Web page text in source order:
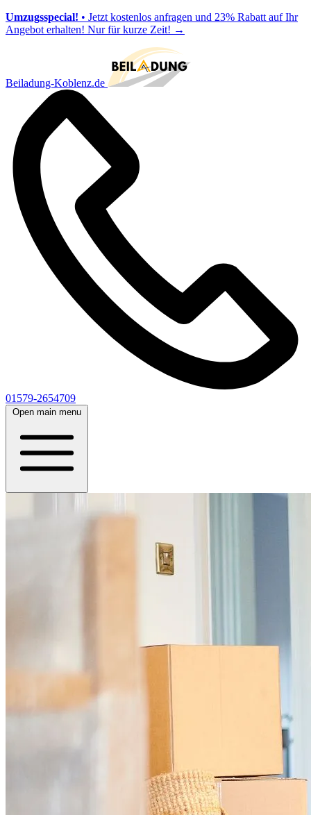
Umzugsspecial! • Jetzt kostenlos anfragen und 23% Rabatt auf Ihr
Angebot erhalten! Nur für kurze Zeit! →
Beiladung-Koblenz.de
01579-2654709
Open main menu